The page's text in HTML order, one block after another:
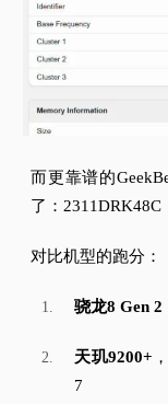
而更靠谱的
了： 2311DRK48C
对比机型的跑分：
骁龙8 Gen 2
天玑9200+
7